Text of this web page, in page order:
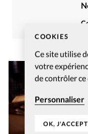
COOKIES
Ce site utilise
votre
de contrôler ce
Personnaliser
OK,